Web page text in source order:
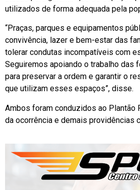
utilizados de forma adequada pela
“Praças, parques e equipamentos
convivência, lazer e bem-estar das
tolerar condutas incompatíveis com
Seguiremos apoiando o trabalho das
para preservar a ordem e garantir o
que utilizam esses espaços”, disse.
Ambos foram conduzidos ao Plantão
da ocorrência e demais providências